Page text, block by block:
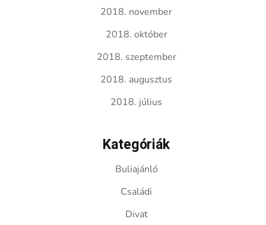
2018. november
2018. október
2018. szeptember
2018. augusztus
2018. július
Kategóriák
Buliajánló
Családi
Divat